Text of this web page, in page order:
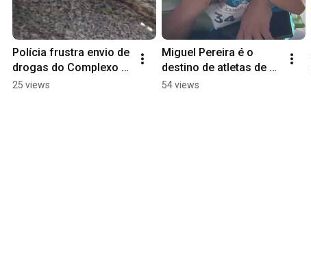
Polícia frustra envio de
drogas do Complexo
do Alemão para o Sul
25 views
Miguel Pereira é o
destino de atletas de
Trail Run e Mountain
54 views